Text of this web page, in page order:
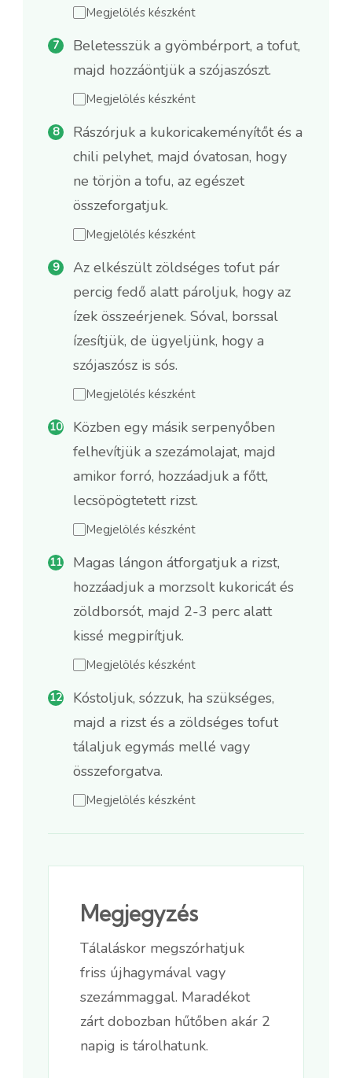
Megjelölés készként
Beletesszük a gyömbérport, a tofut,
majd hozzáöntjük a szójaszószt.
Megjelölés készként
Rászórjuk a kukoricakeményítőt és a
chili pelyhet, majd óvatosan, hogy
ne törjön a tofu, az egészet
összeforgatjuk.
Megjelölés készként
Az elkészült zöldséges tofut pár
percig fedő alatt pároljuk, hogy az
ízek összeérjenek. Sóval, borssal
ízesítjük, de ügyeljünk, hogy a
szójaszósz is sós.
Megjelölés készként
Közben egy másik serpenyőben
felhevítjük a szezámolajat, majd
amikor forró, hozzáadjuk a főtt,
lecsöpögtetett rizst.
Megjelölés készként
Magas lángon átforgatjuk a rizst,
hozzáadjuk a morzsolt kukoricát és
zöldborsót, majd 2-3 perc alatt
kissé megpirítjuk.
Megjelölés készként
Kóstoljuk, sózzuk, ha szükséges,
majd a rizst és a zöldséges tofut
tálaljuk egymás mellé vagy
összeforgatva.
Megjelölés készként
Megjegyzés
Tálaláskor megszórhatjuk
friss újhagymával vagy
szezámmaggal. Maradékot
zárt dobozban hűtőben akár 2
napig is tárolhatunk.